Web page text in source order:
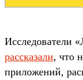
Исследователи
рассказали, что
приложений,